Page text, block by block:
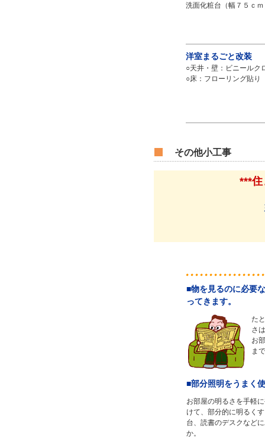
洗面化粧台（幅７５ｃ
洋室まるごと改装
○天井・壁：ビニールク
○床：フローリング貼り
その他小工事
***
■物を見るのに必要
ってきます。
た
さ
お
ま
■部分照明をうまく
お部屋の明るさを手軽
けて、部分的に明るく
台、読書のデスクなど
か。